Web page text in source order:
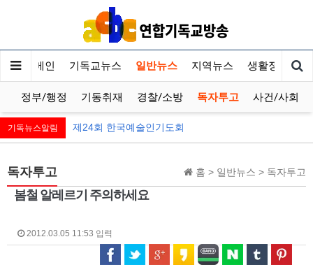
메인 기독교뉴스 일반뉴스 지역뉴스 생활정보
정부/행정 기동취재 경찰/소방 독자투고 사건/사회
기독뉴스알림 제24회 한국예술인기도회
홈 > 일반뉴스 > 독자투고
독자투고
봄철 알레르기 주의하세요
2012.03.05 11:53 입력